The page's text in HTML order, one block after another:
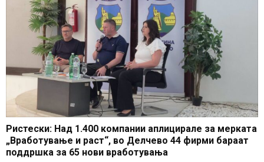
Ристески: Над 1.400 компании аплицирале за мерката
„Вработување и раст“, во Делчево 44 фирми бараат
поддршка за 65 нови вработувања